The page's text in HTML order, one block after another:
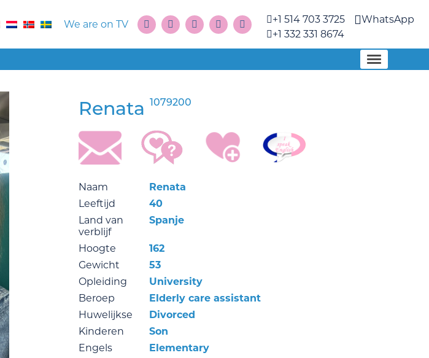
We are on TV
+1 514 703 3725
+1 332 331 8674
WhatsApp
Renata 1079200
Naam
Renata
Leeftijd
40
Land van
verblijf
Spanje
Hoogte
162
Gewicht
53
Opleiding
University
Beroep
Elderly care assistant
Huwelijkse
Divorced
Kinderen
Son
Engels
Elementary